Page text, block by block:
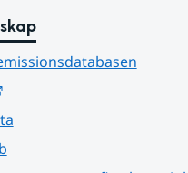
Länk till annan webbplats.